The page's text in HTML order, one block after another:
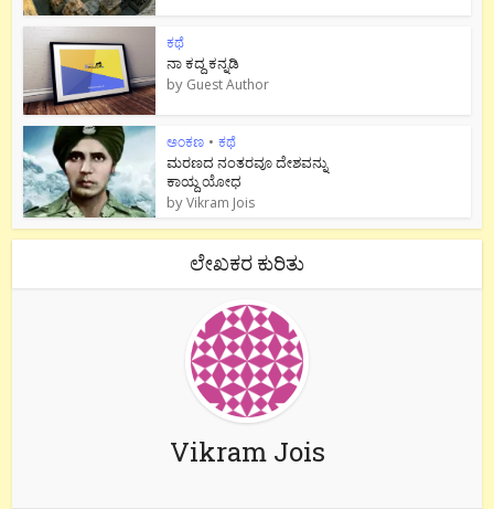
ಕಥೆ
ನಾ ಕದ್ದ ಕನ್ನಡಿ
by Guest Author
ಅಂಕಣ • ಕಥೆ
ಮರಣದ ನಂತರವೂ ದೇಶವನ್ನು
ಕಾಯ್ದ ಯೋಧ
byVikram Jois
ಲೇಖಕರ ಕುರಿತು
Vikram Jois